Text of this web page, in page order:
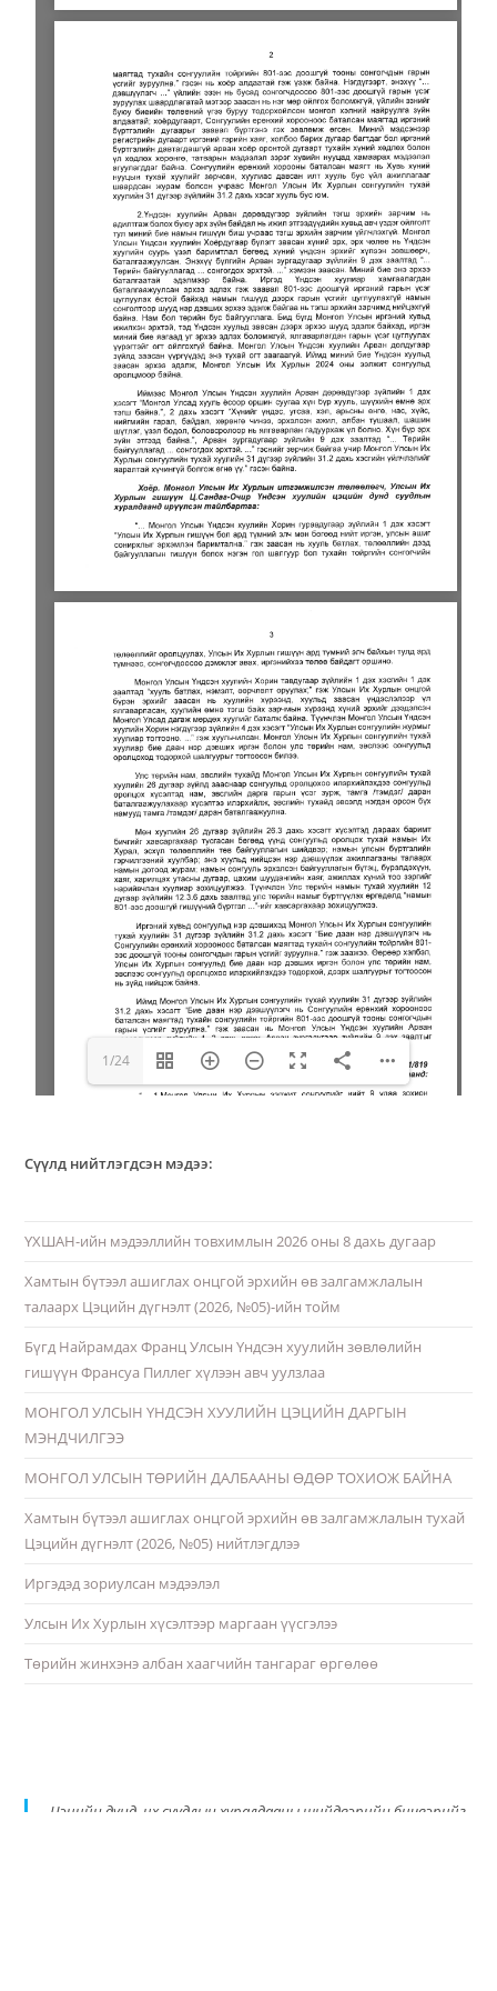
1/24
Сүүлд нийтлэгдсэн мэдээ:
ҮХШАН-ийн мэдээллийн товхимлын 2026 оны 8 дахь дугаар
Хамтын бүтээл ашиглах онцгой эрхийн өв залгамжлалын
талаарх Цэцийн дүгнэлт (2026, №05)-ийн тойм
Бүгд Найрамдах Франц Улсын Үндсэн хуулийн зөвлөлийн
гишүүн Франсуа Пиллег хүлээн авч уулзлаа
МОНГОЛ УЛСЫН ҮНДСЭН ХУУЛИЙН ЦЭЦИЙН ДАРГЫН
МЭНДЧИЛГЭЭ
МОНГОЛ УЛСЫН ТӨРИЙН ДАЛБААНЫ ӨДӨР ТОХИОЖ БАЙНА
Хамтын бүтээл ашиглах онцгой эрхийн өв залгамжлалын тухай
Цэцийн дүгнэлт (2026, №05) нийтлэгдлээ
Иргэдэд зориулсан мэдээлэл
Улсын Их Хурлын хүсэлтээр маргаан үүсгэлээ
Төрийн жинхэнэ албан хаагчийн тангараг өргөлөө
Цэцийн дунд, их суудлын хуралдааны шийдвэрийн бичвэрийг